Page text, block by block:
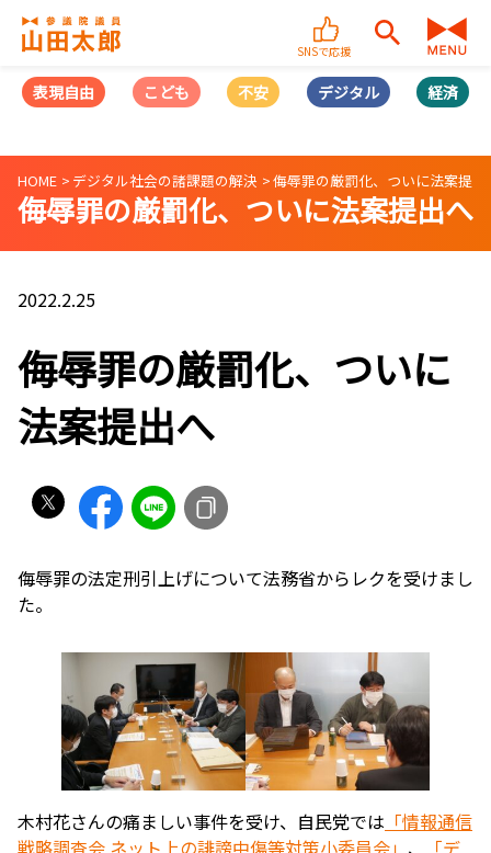
SNSで応援
表現自由 こども 不安 デジタル 経済
HOME デジタル社会の諸課題の解決 侮辱罪の厳罰化、ついに法案提出
侮辱罪の厳罰化、ついに法案提出へ
2022.2.25
侮辱罪の厳罰化、ついに
法案提出へ
侮辱罪の法定刑引上げについて法務省からレクを受けまし
た。
木村花さんの痛ましい事件を受け、自民党では 「情報通信
戦略調査会 ネット上の誹謗中傷等対策小委員会」 、
「デ